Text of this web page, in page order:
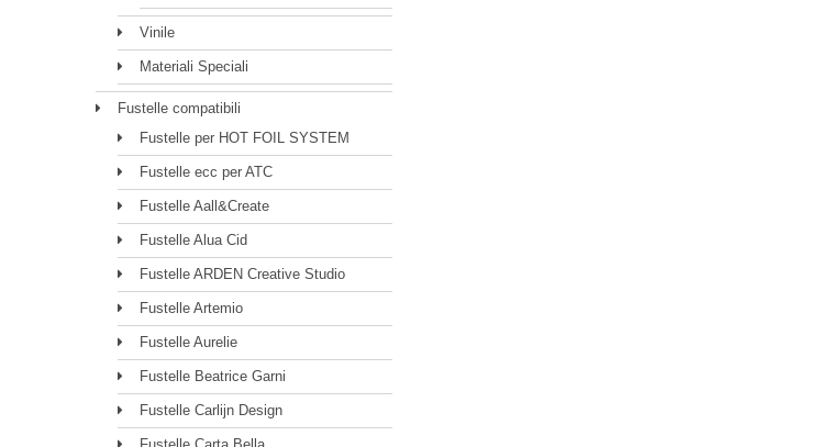
Vinile
Materiali Speciali
Fustelle compatibili
Fustelle per HOT FOIL SYSTEM
Fustelle ecc per ATC
Fustelle Aall&Create
Fustelle Alua Cid
Fustelle ARDEN Creative Studio
Fustelle Artemio
Fustelle Aurelie
Fustelle Beatrice Garni
Fustelle Carlijn Design